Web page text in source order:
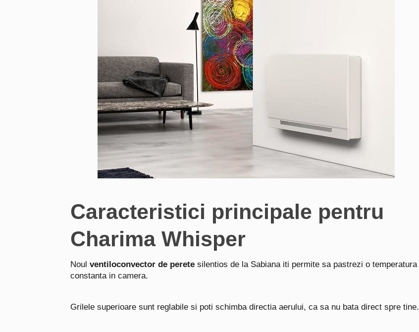
Caracteristici principale pentru
Charima Whisper
Noul ventiloconvector de perete silentios de la Sabiana iti permite sa pastrezi o temperatura
constanta in camera.
Grilele superioare sunt reglabile si poti schimba directia aerului, ca sa nu bata direct spre tine.